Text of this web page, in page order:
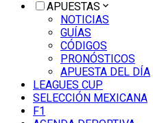
APUESTAS
NOTICIAS
GUÍAS
CÓDIGOS
PRONÓSTICOS
APUESTA DEL DÍA
LEAGUES CUP
SELECCIÓN MEXICANA
F1